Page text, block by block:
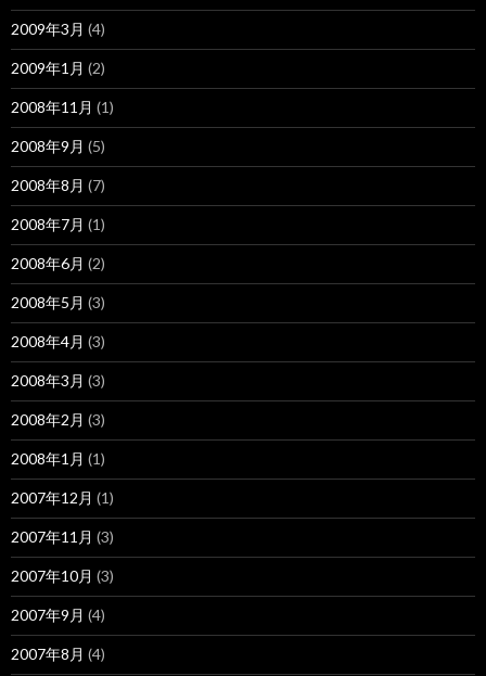
2009年3月 (4)
2009年1月 (2)
2008年11月 (1)
2008年9月 (5)
2008年8月 (7)
2008年7月 (1)
2008年6月 (2)
2008年5月 (3)
2008年4月 (3)
2008年3月 (3)
2008年2月 (3)
2008年1月 (1)
2007年12月 (1)
2007年11月 (3)
2007年10月 (3)
2007年9月 (4)
2007年8月 (4)